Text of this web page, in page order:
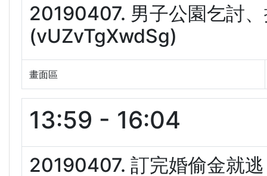
20190407. 男子公園乞討
(vUZvTgXwdSg)
畫面區
13:59 - 16:04
20190407. 訂完婚偷金就